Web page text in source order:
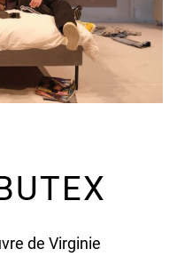
de Virginie